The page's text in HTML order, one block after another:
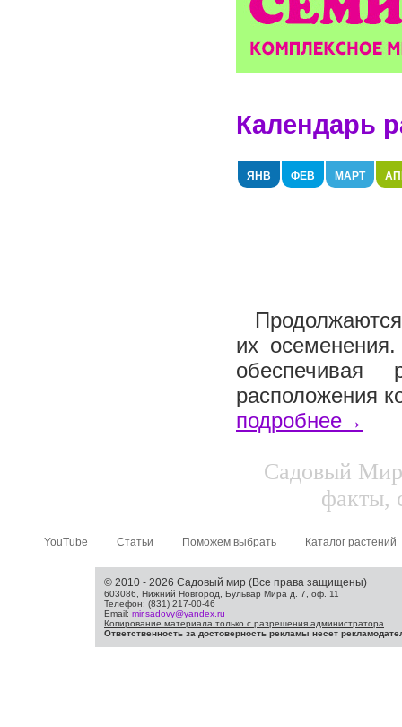
Календарь
ЯНВ ФЕВ МАРТ
их
обеспечивая
расположения
подробнее→
Садовый
факты,
YouTube Статьи Поможем выбрать Каталог растений
© 2010 - 2026 Садовый мир (Все права защищены)
603086, Нижний Новгород, Бульвар Мира д. 7, оф. 11
Телефон: (831) 217-00-46
Email: mir.sadovy@yandex.ru
Копирование материала только с разрешения администратора
Ответственность за достоверность рекламы несет